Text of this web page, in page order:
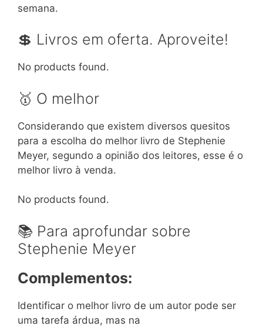
semana.
💲 Livros em oferta. Aproveite!
No products found.
🥇 O melhor
Considerando que existem diversos quesitos
para a escolha do melhor livro de Stephenie
Meyer, segundo a opinião dos leitores, esse é o
melhor livro à venda.
No products found.
📚 Para aprofundar sobre
Stephenie Meyer
Complementos:
Identificar o melhor livro de um autor pode ser
uma tarefa árdua, mas na